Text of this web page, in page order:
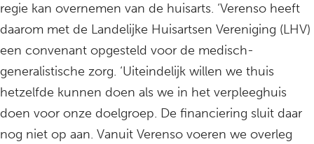
regie kan overnemen van de huisarts. ‘Verenso heeft
daarom met de Landelijke Huisartsen Vereniging (LHV)
een convenant opgesteld voor de medisch-
generalistische zorg. ‘Uiteindelijk willen we thuis
hetzelfde kunnen doen als we in het verpleeghuis
doen voor onze doelgroep. De financiering sluit daar
nog niet op aan. Vanuit Verenso voeren we overleg